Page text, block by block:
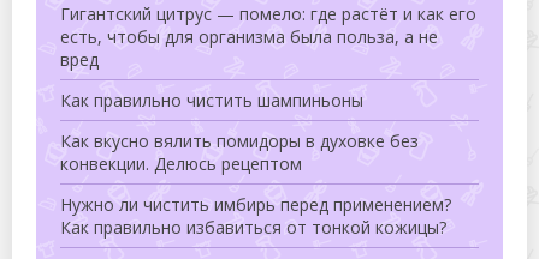
Гигантский цитрус — помело: где растёт и как его
есть, чтобы для организма была польза, а не
вред
Как правильно чистить шампиньоны
Как вкусно вялить помидоры в духовке без
конвекции. Делюсь рецептом
Нужно ли чистить имбирь перед применением?
Как правильно избавиться от тонкой кожицы?